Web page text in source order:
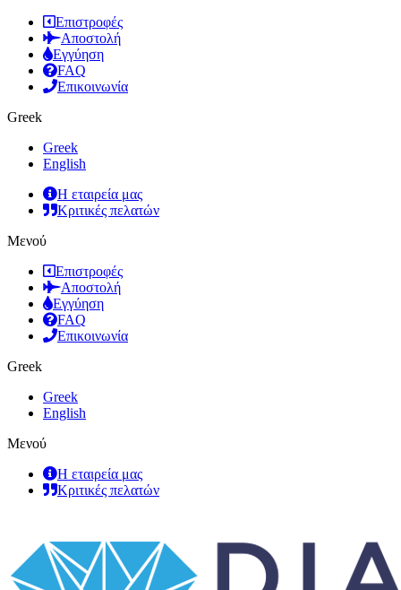
Επιστροφές
Αποστολή
Εγγύηση
FAQ
Επικοινωνία
Greek
Greek
English
Η εταιρεία μας
Κριτικές πελατών
Μενού
Επιστροφές
Αποστολή
Εγγύηση
FAQ
Επικοινωνία
Greek
Greek
English
Μενού
Η εταιρεία μας
Κριτικές πελατών